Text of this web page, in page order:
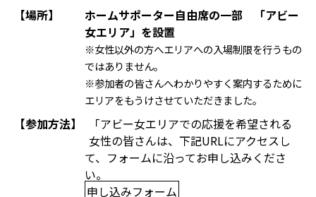
【場所】
ホームサポーター自由席の一部 「アビー
女エリア」を設置
※女性以外の方へエリアへの入場制限を行うもの
ではありません。
※参加者の皆さんへわかりやすく案内するために
エリアをもうけさせていただきました。
【参加方法】
「アビー女エリアでの応援を希望される
女性の皆さんは、下記URLにアクセスし
て、フォームに沿ってお申し込みくださ
い。
申し込みフォーム